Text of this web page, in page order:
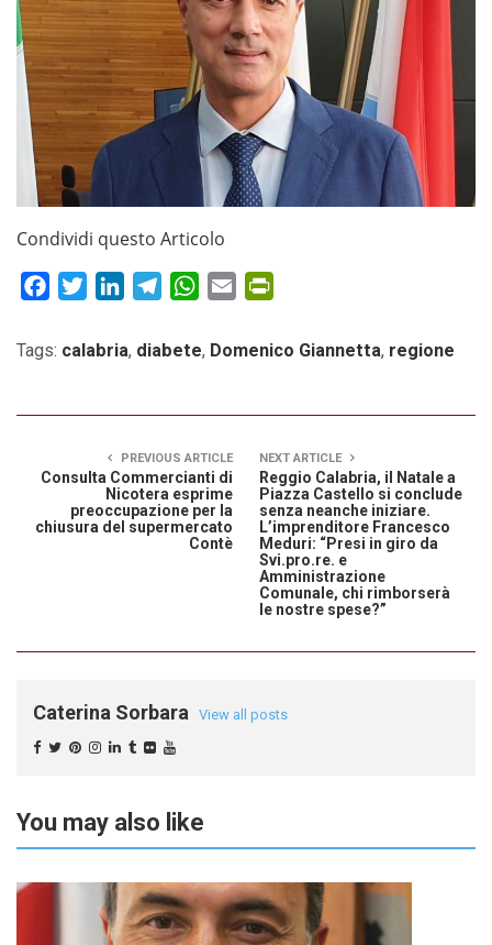
Condividi questo Articolo
FacebookTwitterLinkedInTelegramWhatsApp
Email
Tags: calabria, diabete, Domenico Giannetta, regione
PREVIOUS ARTICLE
Consulta Commercianti di
Nicotera esprime
preoccupazione per la
chiusura del supermercato
Contè
NEXT ARTICLE
Reggio Calabria, il Natale a
Piazza Castello si conclude
senza neanche iniziare.
L’imprenditore Francesco
Meduri: “Presi in giro da
Svi.pro.re. e
Amministrazione
Comunale, chi rimborserà
le nostre spese?”
Caterina Sorbara View all posts
You may also like